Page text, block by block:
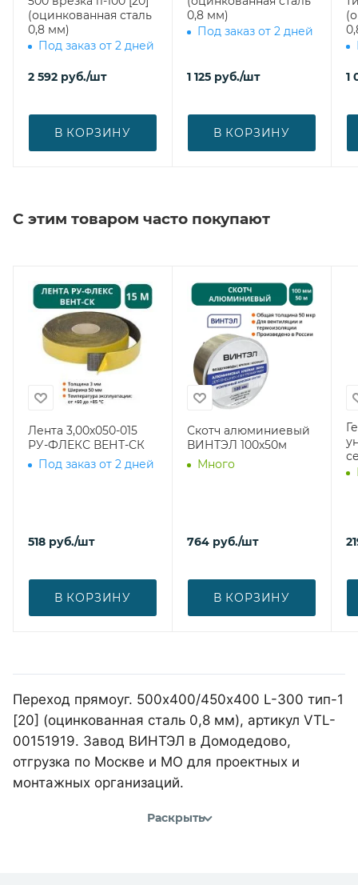
(оцинкованная сталь
0,8 мм)
Под заказ от 2 дней
2 592 руб./шт
В КОРЗИНУ
0,8 мм)
Под заказ от 2 дней
1 125 руб./шт
В КОРЗИНУ
1
С этим товаром часто покупают
Лента 3,00х050-015
РУ-ФЛЕКС ВЕНТ-СК
Под заказ от 2 дней
518 руб./шт
В КОРЗИНУ
Скотч алюминиевый
ВИНТЭЛ 100х50м
Много
764 руб./шт
В КОРЗИНУ
Переход прямоуг. 500х400/450х400 L-300 тип-1
[20] (оцинкованная сталь 0,8 мм), артикул VTL-
00151919. Завод ВИНТЭЛ в Домодедово,
отгрузка по Москве и МО для проектных и
монтажных организаций.
Раскрыть